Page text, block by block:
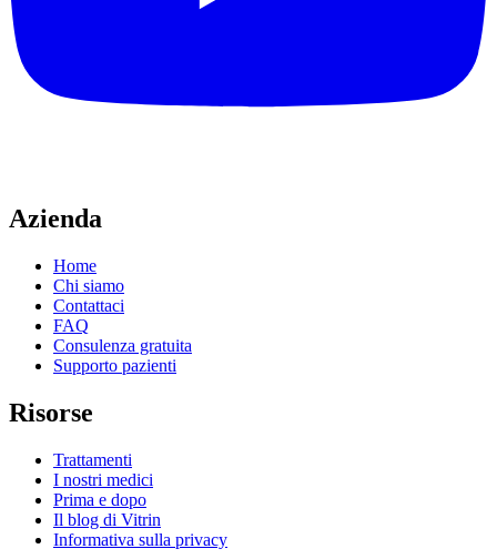
Azienda
Home
Chi siamo
Contattaci
FAQ
Consulenza gratuita
Supporto pazienti
Risorse
Trattamenti
I nostri medici
Prima e dopo
Il blog di Vitrin
Informativa sulla privacy